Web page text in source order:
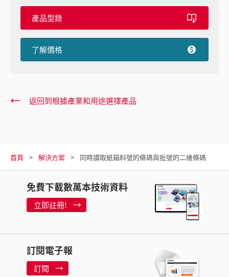
產品型錄
了解價格
返回到根據產業和用途選擇產品
首頁 解決方案 同時讀取紙箱料號的條碼與批號的二維條碼
免費下載數萬本技術資料
立即註冊!
訂閱電子報
訂閱